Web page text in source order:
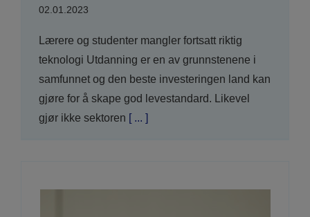
02.01.2023
Lærere og studenter mangler fortsatt riktig
teknologi Utdanning er en av grunnstenene i
samfunnet og den beste investeringen land kan
gjøre for å skape god levestandard. Likevel
gjør ikke sektoren [ ... ]